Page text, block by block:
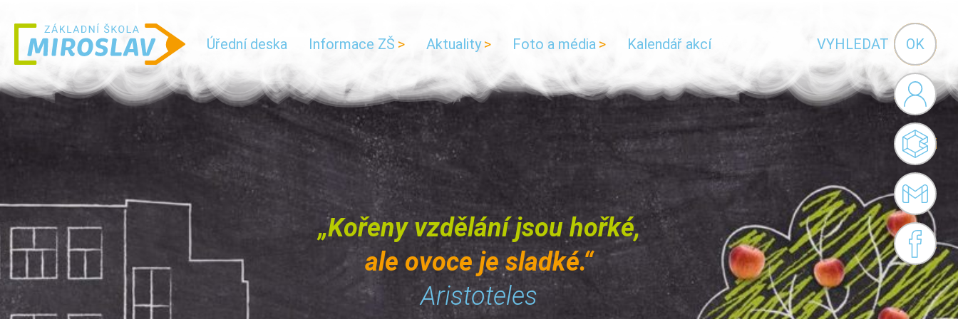
Úřední deska Informace ZŠ Aktuality Foto a média Kalendář akcí VYHLEDAT
Vyhledávání
Bakaláři
Gmail
Facebook
„Kořeny vzdělání jsou hořké,
ale ovoce je sladké.“
Aristoteles